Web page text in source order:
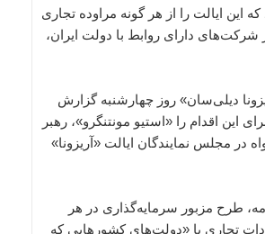
این ایالت را از هر گونه مراوده تجاری
شرکت‌های دارای روابط با دولت ایران،
دیلی‌سان» روز چهارشنبه گزارش
این اقدام را «استیو مونتنگرو»، رهبر
در مجلس نمایندگان ایالت «آریزونا»
طرح مزبور سرمایه‌گذاری در هر
تجاری با «دولت‌های کشورهایی که